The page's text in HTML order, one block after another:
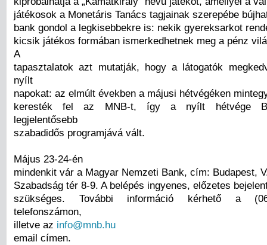
játékosok a Monetáris Tanács tagjainak szerepébe
bank gondol a legkisebbekre is: nekik gyereksarkot
kicsik játékos formában ismerkedhetnek meg a pénz
A
tapasztalatok azt mutatják, hogy a látogatók
nyílt
napokat: az elmúlt években a májusi hétvégéken
keresték fel az MNB-t, így a nyílt hétvége
legjelentősebb
szabadidős programjává vált.
Május 23-24-én
mindenkit vár a Magyar Nemzeti Bank, cím: Budapest,
Szabadság tér 8-9. A belépés ingyenes, előzetes
szükséges. További információ kérhető a
telefonszámon,
illetve az info@mnb.hu
email címen.